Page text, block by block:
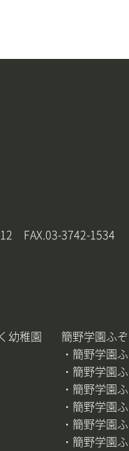
FAX.03-3742-1534
幼稚園
簡野学園ふ
・簡野学園
・簡野学園
・簡野学園
・簡野学園
・簡野学園
・簡野学園